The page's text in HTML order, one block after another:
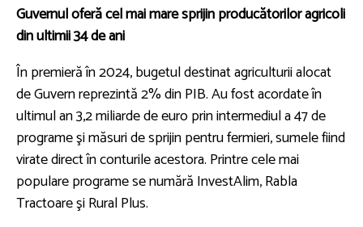
Guvernul oferă cel mai mare sprijin producătorilor agricoli
din ultimii 34 de ani
În premieră în 2024, bugetul destinat agriculturii alocat
de Guvern reprezintă 2% din PIB. Au fost acordate în
ultimul an 3,2 miliarde de euro prin intermediul a 47 de
programe şi măsuri de sprijin pentru fermieri, sumele fiind
virate direct în conturile acestora. Printre cele mai
populare programe se numără InvestAlim, Rabla
Tractoare şi Rural Plus.